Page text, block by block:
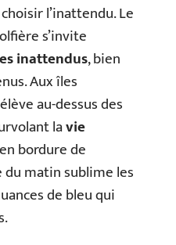
l’inattendu. Le
s’invite
inattendus, bien
Aux îles
au-dessus des
lavie
bordure de
matin sublime les
de bleu qui